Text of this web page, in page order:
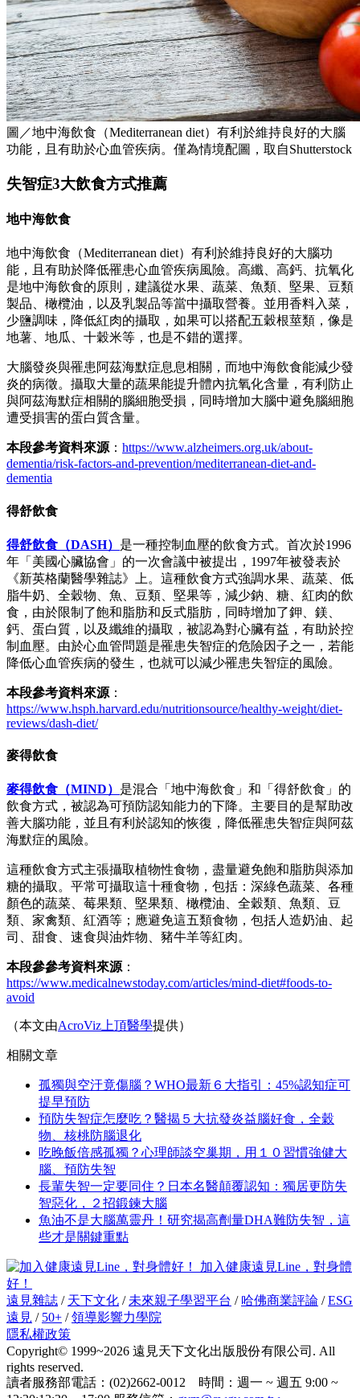
圖／地中海飲食（Mediterranean diet）有利於維持良好的大腦
功能，且有助於心血管疾病。僅為情境配圖，取自Shutterstock
失智症3大飲食方式推薦
地中海飲食
地中海飲食（Mediterranean diet）有利於維持良好的大腦功
能，且有助於降低罹患心血管疾病風險。高纖、高鈣、抗氧化
是地中海飲食的原則，建議從水果、蔬菜、魚類、堅果、豆類
製品、橄欖油，以及乳製品等當中攝取營養。並用香料入菜，
少鹽調味，降低紅肉的攝取，如果可以搭配五穀根莖類，像是
地薯、地瓜、十穀米等，也是不錯的選擇。
大腦發炎與罹患阿茲海默症息息相關，而地中海飲食能減少發
炎的病徵。攝取大量的蔬果能提升體內抗氧化含量，有利防止
與阿茲海默症相關的腦細胞受損，同時增加大腦中避免腦細胞
遭受損害的蛋白質含量。
本段參考資料來源 ： https://www.alzheimers.org.uk/about-
dementia/risk-factors-and-prevention/mediterranean-diet-and-
dementia
得舒飲食
得舒飲食（DASH） 是一種控制血壓的飲食方式。首次於1996
年「美國心臟協會」的一次會議中被提出，1997年被發表於
《新英格蘭醫學雜誌》上。這種飲食方式強調水果、蔬菜、低
脂牛奶、全穀物、魚、豆類、堅果等，減少鈉、糖、紅肉的飲
食，由於限制了飽和脂肪和反式脂肪，同時增加了鉀、鎂、
鈣、蛋白質，以及纖維的攝取，被認為對心臟有益，有助於控
制血壓。由於心血管問題是罹患失智症的危險因子之一，若能
降低心血管疾病的發生，也就可以減少罹患失智症的風險。
本段參考資料來源 ：
https://www.hsph.harvard.edu/nutritionsource/healthy-weight/diet-
reviews/dash-diet/
麥得飲食
麥得飲食（MIND） 是混合「地中海飲食」和「得舒飲食」的
飲食方式，被認為可預防認知能力的下降。主要目的是幫助改
善大腦功能，並且有利於認知的恢復，降低罹患失智症與阿茲
海默症的風險。
這種飲食方式主張攝取植物性食物，盡量避免飽和脂肪與添加
糖的攝取。平常可攝取這十種食物，包括：深綠色蔬菜、各種
顏色的蔬菜、莓果類、堅果類、橄欖油、全穀類、魚類、豆
類、家禽類、紅酒等；應避免這五類食物，包括人造奶油、起
司、甜食、速食與油炸物、豬牛羊等紅肉。
本段參參考資料來源 ：
https://www.medicalnewstoday.com/articles/mind-diet#foods-to-
avoid
（本文由AcroViz上頂醫學提供）
相關文章
孤獨與空汙竟傷腦？WHO最新６大指引：45%認知症可
提早預防
預防失智症怎麼吃？醫揭５大抗發炎益腦好食，全穀
物、核桃防腦退化
吃晚飯倍感孤獨？心理師談空巢期，用１０習慣強健大
腦、預防失智
長輩失智一定要同住？日本名醫顛覆認知：獨居更防失
智惡化，２招鍛鍊大腦
魚油不是大腦萬靈丹！研究揭高劑量DHA難防失智，這
些才是關鍵重點
加入健康遠見Line，對身體
好！
遠見雜誌 / 天下文化 / 未來親子學習平台 / 哈佛商業評論 /ESG
遠見 / 50+ /領導影響力學院
隱私權政策
Copyright© 1999~2026 遠見天下文化出版股份有限公司. All
rights reserved.
讀者服務部電話：(02)2662-0012 時間：週一 ~ 週五 9:00 ~